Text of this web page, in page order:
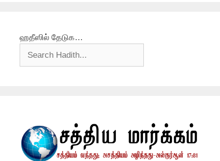
ஹதீஸில் தேடுக…